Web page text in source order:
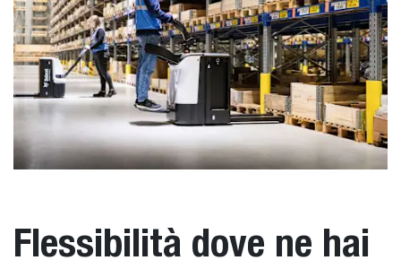
Flessibilità dove ne hai